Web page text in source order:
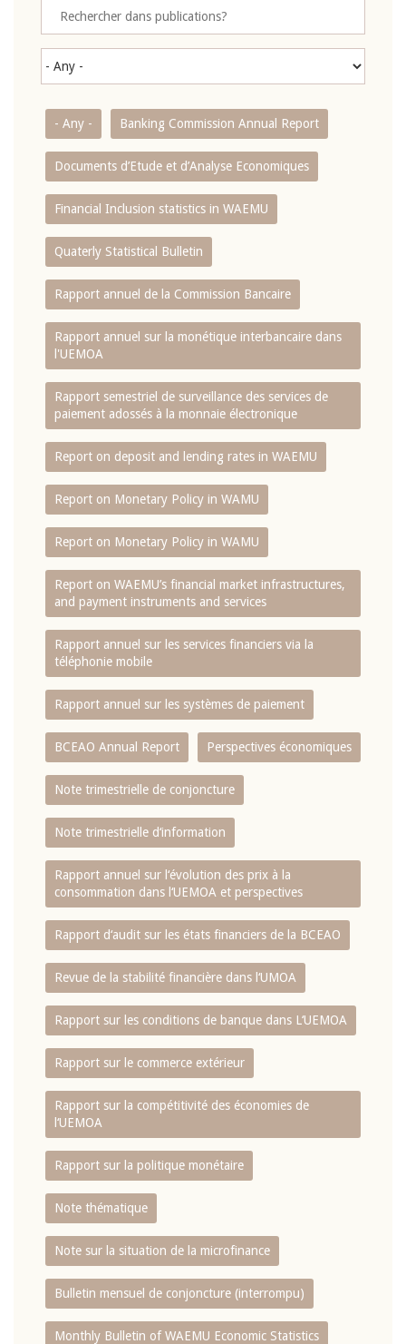
- Any - Banking Commission Annual Report
Documents d’Etude et d’Analyse Economiques
Financial Inclusion statistics in WAEMU
Quaterly Statistical Bulletin
Rapport annuel de la Commission Bancaire
Rapport annuel sur la monétique interbancaire dans
l'UEMOA
Rapport semestriel de surveillance des services de
paiement adossés à la monnaie électronique
Report on deposit and lending rates in WAEMU
Report on Monetary Policy in WAMU
Report on Monetary Policy in WAMU
Report on WAEMU’s financial market infrastructures,
and payment instruments and services
Rapport annuel sur les services financiers via la
téléphonie mobile
Rapport annuel sur les systèmes de paiement
BCEAO Annual Report Perspectives économiques
Note trimestrielle de conjoncture
Note trimestrielle d‘information
Rapport annuel sur l‘évolution des prix à la
consommation dans l‘UEMOA et perspectives
Rapport d‘audit sur les états financiers de la BCEAO
Revue de la stabilité financière dans l‘UMOA
Rapport sur les conditions de banque dans L‘UEMOA
Rapport sur le commerce extérieur
Rapport sur la compétitivité des économies de
l‘UEMOA
Rapport sur la politique monétaire
Note thématique
Note sur la situation de la microfinance
Bulletin mensuel de conjoncture (interrompu)
Monthly Bulletin of WAEMU Economic Statistics